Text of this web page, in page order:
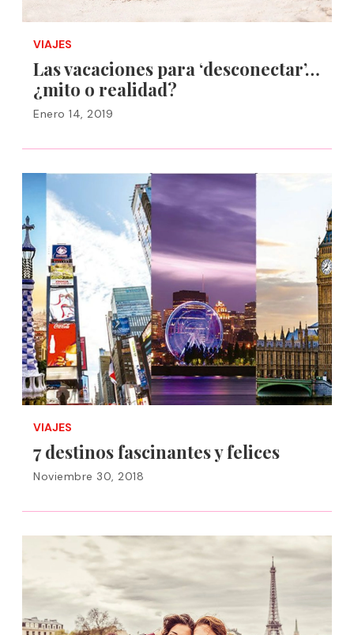
VIAJES
Las vacaciones para ‘desconectar’…
¿mito o realidad?
Enero 14, 2019
VIAJES
7 destinos fascinantes y felices
Noviembre 30, 2018